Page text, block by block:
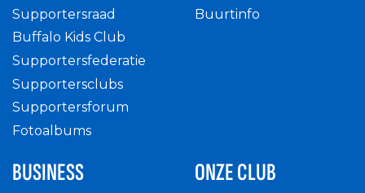
Supportersraad
Buffalo Kids Club
Supportersfederatie
Supportersclubs
Supportersforum
Fotoalbums
Buurtinfo
BUSINESS ONZE CLUB